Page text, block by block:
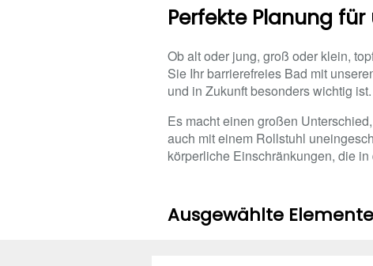
Perfekte Planung
Ob alt oder jung, groß oder klein,
Sie Ihr barrierefreies Bad mit
und in Zukunft besonders wichtig ist.
Es macht einen großen
auch mit einem Rollstuhl
körperliche Einschränkungen, die
Ausgewählte